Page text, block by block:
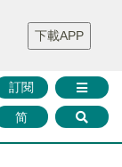
華證券 媒體矩陣
庫沙龍
聯絡我們
訂閱
简
下載APP